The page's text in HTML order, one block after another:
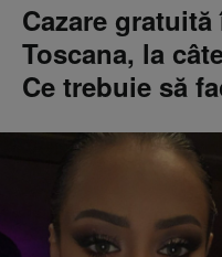
Cazare
Toscana, la
Ce trebuie să